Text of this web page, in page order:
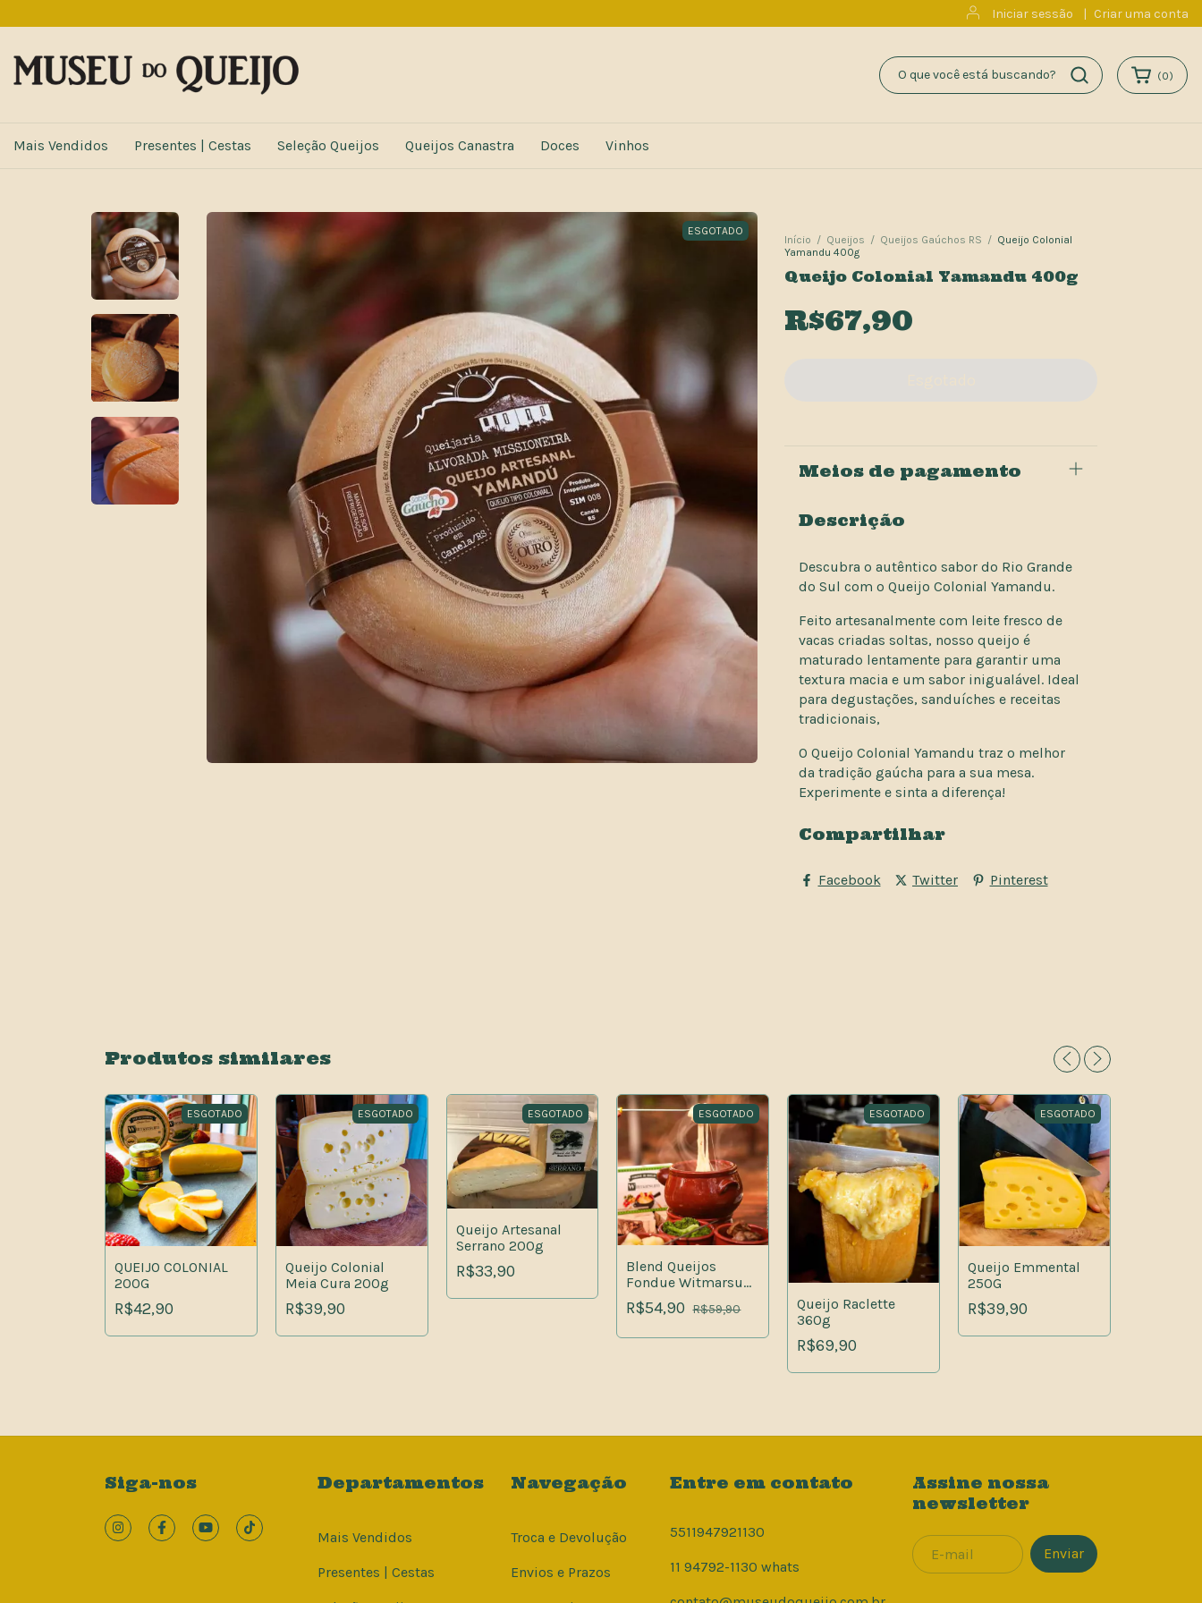
Iniciar sessão | Criar uma conta
(0)
Mais Vendidos Presentes | Cestas Seleção Queijos Queijos Canastra Doces Vinhos
ESGOTADO
Início / Queijos / Queijos Gaúchos RS / Queijo Colonial
Yamandu 400g
Queijo Colonial Yamandu 400g
R$67,90
Meios de pagamento
Descrição
Descubra o autêntico sabor do Rio Grande
do Sul com o Queijo Colonial Yamandu.
Feito artesanalmente com leite fresco de
vacas criadas soltas, nosso queijo é
maturado lentamente para garantir uma
textura macia e um sabor inigualável. Ideal
para degustações, sanduíches e receitas
tradicionais,
O Queijo Colonial Yamandu traz o melhor
da tradição gaúcha para a sua mesa.
Experimente e sinta a diferença!
Compartilhar
Facebook Twitter Pinterest
Produtos similares
ESGOTADO
QUEIJO COLONIAL
200G
R$42,90
ESGOTADO
Queijo Colonial
Meia Cura 200g
R$39,90
ESGOTADO
Queijo Artesanal
Serrano 200g
R$33,90
ESGOTADO
Blend Queijos
Fondue Witmarsum
250G
R$54,90 R$59,90
ESGOTADO
Queijo Raclette
360g
R$69,90
ESGOTADO
Queijo Emmental
250G
R$39,90
Siga-nos Departamentos
Mais Vendidos
Presentes | Cestas
Navegação
Troca e Devolução
Envios e Prazos
Entre em contato
5511947921130
11 94792-1130 whats
Assine nossa
newsletter